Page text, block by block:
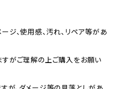
ジ、使用感、汚れ、リペア等があ
すがご理解の上ご購入をお願い